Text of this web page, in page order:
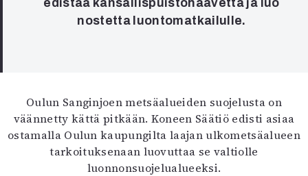
Musiikki
Levyt
Arkisto
Lehdet
4/2026
edistää kansallispuistohaavetta ja luo
nostetta luontomatkailulle.
Oulun Sanginjoen metsäalueiden suojelusta on
väännetty kättä pitkään. Koneen Säätiö edisti asiaa
ostamalla Oulun kaupungilta laajan ulkometsäalueen
tarkoituksenaan luovuttaa se valtiolle
luonnonsuojelualueeksi.